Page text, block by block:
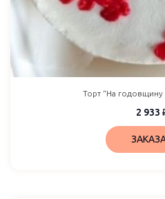
Торт “На
2 933